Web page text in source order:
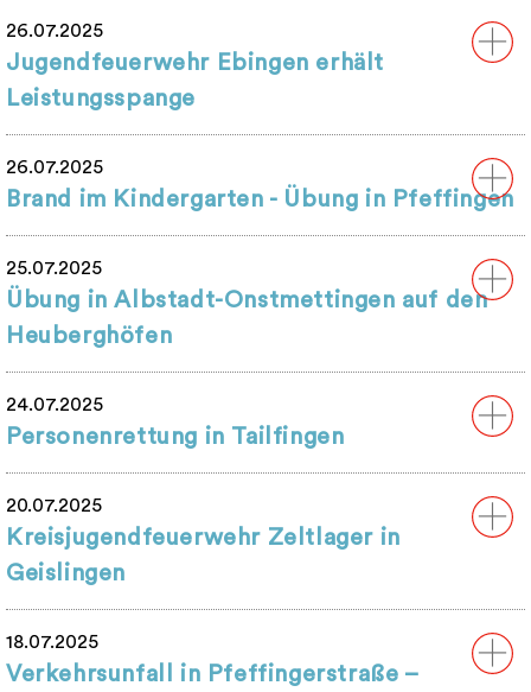
26.07.2025
Jugendfeuerwehr Ebingen erhält
Leistungsspange
26.07.2025
Brand im Kindergarten - Übung in Pfeffingen
25.07.2025
Übung in Albstadt-Onstmettingen auf den
Heuberghöfen
24.07.2025
Personenrettung in Tailfingen
20.07.2025
Kreisjugendfeuerwehr Zeltlager in
Geislingen
18.07.2025
Verkehrsunfall in Pfeffingerstraße –